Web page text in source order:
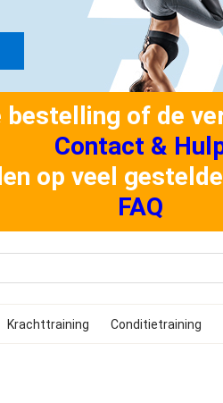
of de
Contact &
op veel
FAQ
Krachttraining Conditietraining